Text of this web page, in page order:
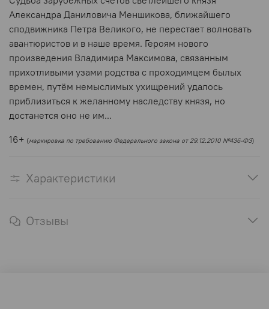
Александра Даниловича Меншикова, ближайшего
сподвижника Петра Великого, не перестает волновать
авантюристов и в наше время. Героям нового
произведения Владимира Максимова, связанным
прихотливыми узами родства с проходимцем былых
времен, путём немыслимых ухищрений удалось
приблизиться к желанному наследству князя, но
достанется оно не им...
16+ (маркировка по требованию Федерального закона от 29.12.2010 №436-ФЗ)
Характеристики
Отзывы